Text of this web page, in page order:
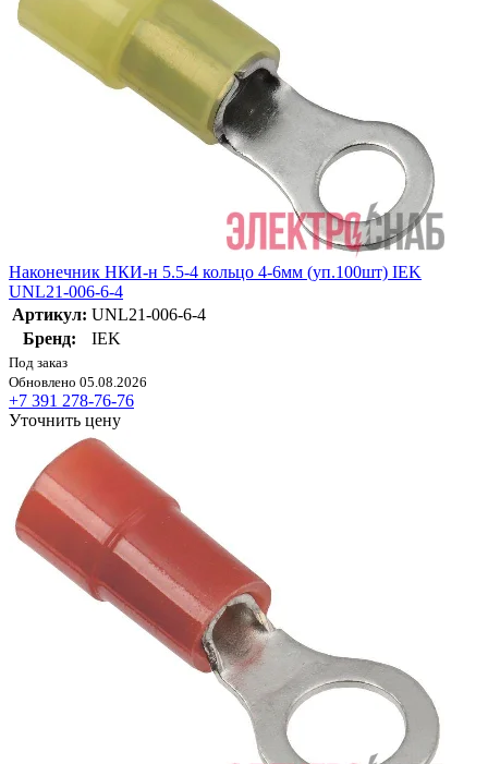
Наконечник НКИ-н 5.5-4 кольцо 4-6мм (уп.100шт) IEK
UNL21-006-6-4
Артикул: UNL21-006-6-4
Бренд:
IEK
Под заказ
Обновлено 05.08.2026
+7 391 278-76-76
Уточнить цену